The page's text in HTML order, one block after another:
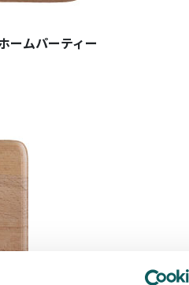
ームパーティー